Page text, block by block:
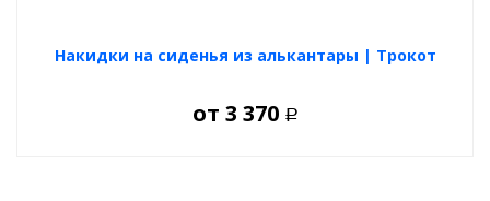
Накидки на сиденья из алькантары | Трокот
от 3 370 Р